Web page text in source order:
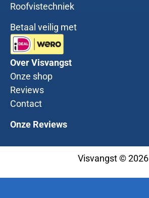
Roofvistechniek
Betaal veilig met
Over Visvangst
Onze shop
Reviews
Contact
Onze Reviews
Visvangst © 2026